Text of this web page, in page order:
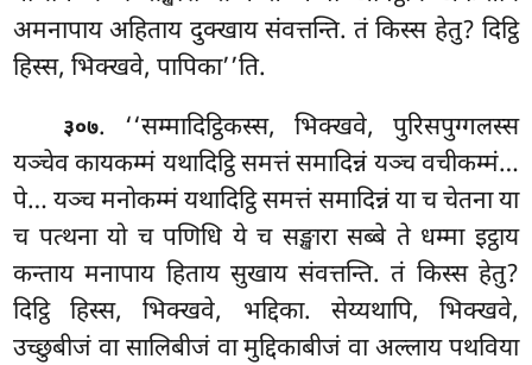
अमनापाय अहिताय दुक्खाय संवत्तन्ति. तं किस्स हेतु? दिट्ठि
हिस्स, भिक्खवे, पापिका’’ति.
३०७. ‘‘सम्मादिट्ठिकस्स, भिक्खवे, पुरिसपुग्गलस्स
यञ्चेव कायकम्मं यथादिट्ठि समत्तं समादिन्नं यञ्च वचीकम्मं…
पे… यञ्च मनोकम्मं यथादिट्ठि समत्तं समादिन्नं या च चेतना या
च पत्थना यो च पणिधि ये च सङ्खारा सब्बे ते धम्मा इट्ठाय
कन्ताय मनापाय हिताय सुखाय संवत्तन्ति. तं किस्स हेतु?
दिट्ठि हिस्स, भिक्खवे, भद्दिका. सेय्यथापि, भिक्खवे,
उच्छुबीजं वा सालिबीजं वा मुद्दिकाबीजं वा अल्लाय पथविया